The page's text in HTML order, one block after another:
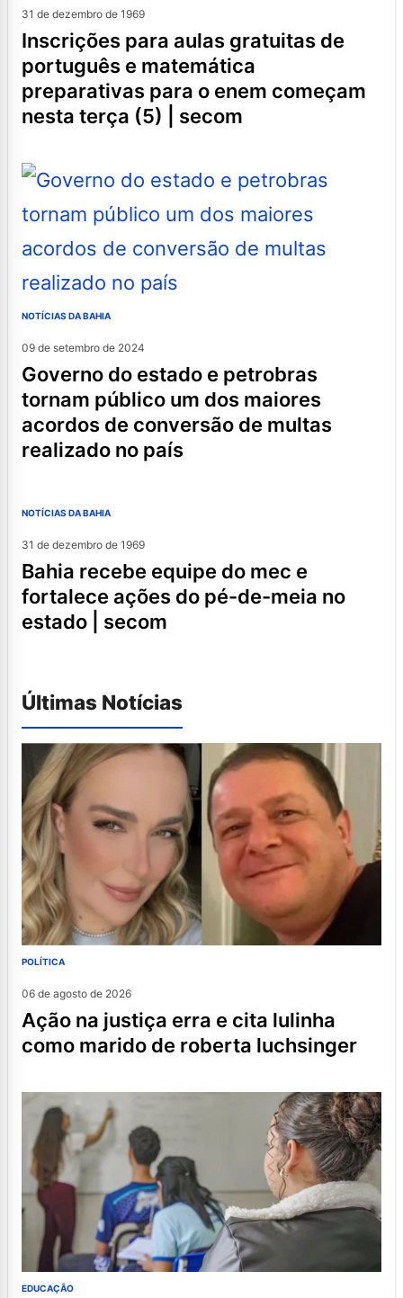
31 de dezembro de 1969
inscrições para aulas gratuitas de
português e matemática
preparativas para o enem começam
nesta terça (5) | secom
NOTÍCIAS DA BAHIA
09 de setembro de 2024
governo do estado e petrobras
tornam público um dos maiores
acordos de conversão de multas
realizado no país
NOTÍCIAS DA BAHIA
31 de dezembro de 1969
bahia recebe equipe do mec e
fortalece ações do pé-de-meia no
estado | secom
Últimas Notícias
POLÍTICA
06 de agosto de 2026
ação na justiça erra e cita lulinha
como marido de roberta luchsinger
EDUCAÇÃO